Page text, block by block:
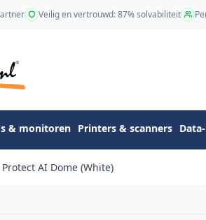
Veilig en vertrouwd: 87% solvabiliteit
& monitoren Printers & scanners
AI Dome (White)